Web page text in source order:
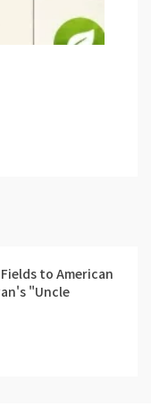
to American
"Uncle
Pull-Apart
Launch at 99
Riding the Air-